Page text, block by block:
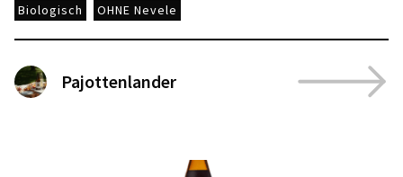
Biologisch OHNE Nevele
Pajottenlander